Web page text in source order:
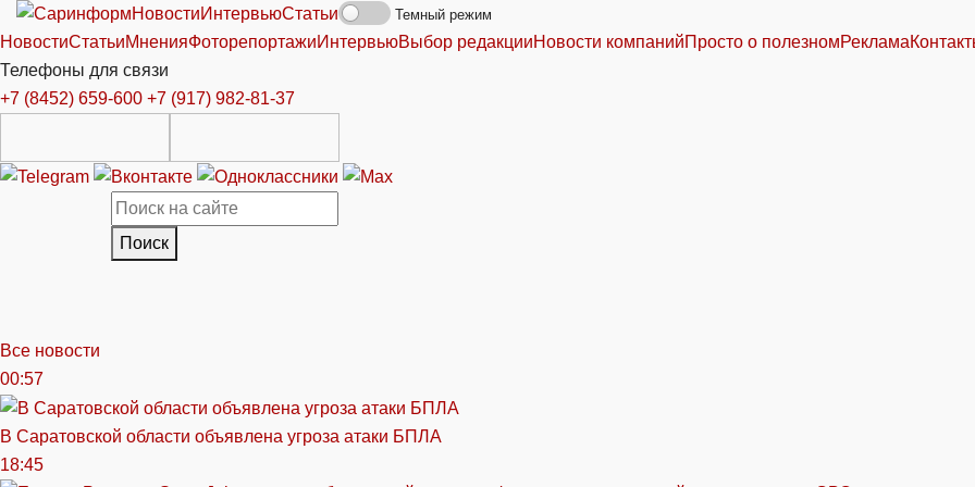
НовостиИнтервьюСтатьи Темный режим
НовостиСтатьиМненияФоторепортажиИнтервьюВыбор редакцииНовости компанийПросто о полезномРеклама
Телефоны для связи
+7 (8452) 659-600 +7 (917) 982-81-37
Поиск
Все новости
00:57
В Саратовской области объявлена угроза атаки БПЛА
18:45